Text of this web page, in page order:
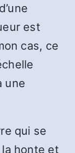
est
cas, ce
une
qui se
honte et